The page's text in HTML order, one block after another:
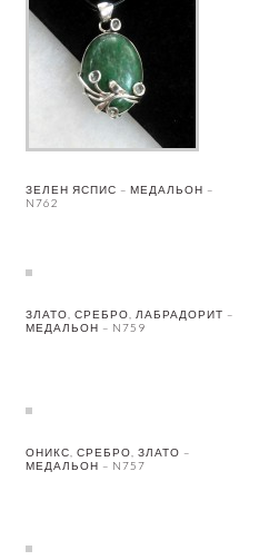
ЗЕЛЕН ЯСПИС – МЕДАЛЬОН –
N762
ЗЛАТО, СРЕБРО, ЛАБРАДОРИТ –
МЕДАЛЬОН – N759
ОНИКС, СРЕБРО, ЗЛАТО –
МЕДАЛЬОН – N757